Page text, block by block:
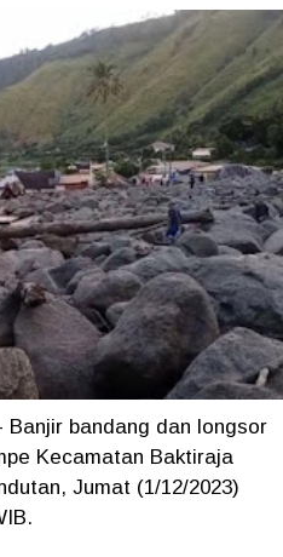
Banjir bandang dan longsor
Kecamatan Baktiraja
Jumat (1/12/2023)